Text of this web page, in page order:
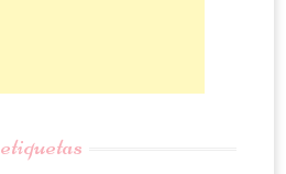
etiquetas